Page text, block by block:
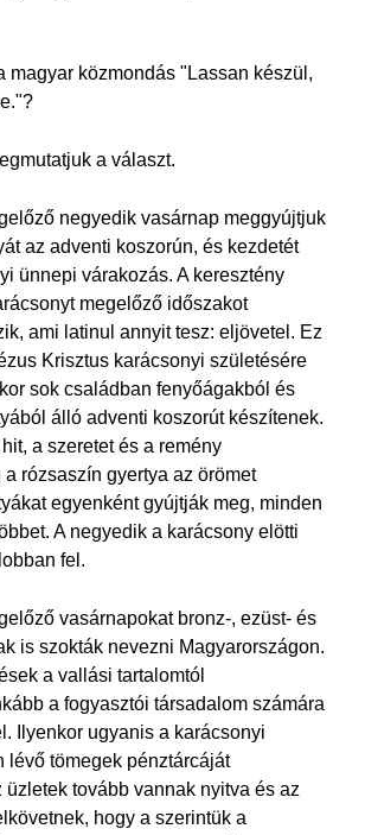
magyar közmondás "Lassan készül,
a választ.
negyedik vasárnap meggyújtjuk
az adventi koszorún, és kezdetét
ünnepi várakozás. A keresztény
megelőző időszakot
ami latinul annyit tesz: eljövetel. Ez
Krisztus karácsonyi születésére
sok családban fenyőágakból és
álló adventi koszorút készítenek.
a szeretet és a remény
rózsaszín gyertya az örömet
egyenként gyújtják meg, minden
A negyedik a karácsony elötti
fel.
vasárnapokat bronz-, ezüst- és
is szokták nevezni Magyarországon.
a vallási tartalomtól
a fogyasztói társadalom számára
Ilyenkor ugyanis a karácsonyi
lévő tömegek pénztárcáját
üzletek tovább vannak nyitva és az
hogy a szerintük a